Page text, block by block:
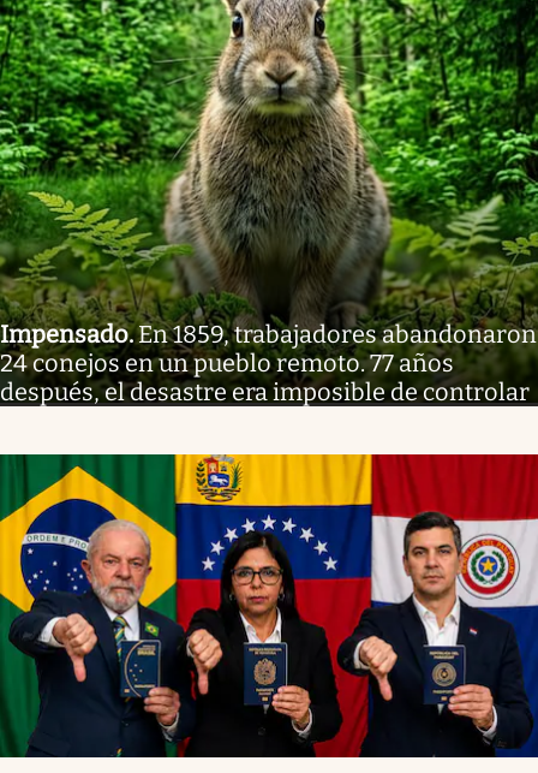
Impensado.En 1859, trabajadores abandonaron
24 conejos en un pueblo remoto. 77 años
después, el desastre era imposible de controlar